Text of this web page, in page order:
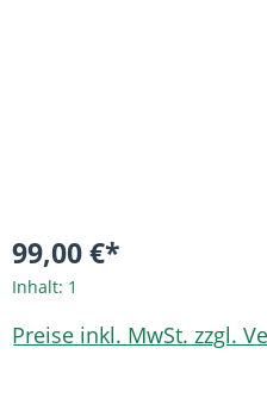
99,00 €*
Inhalt: 1
Preise inkl. MwSt. zzgl.